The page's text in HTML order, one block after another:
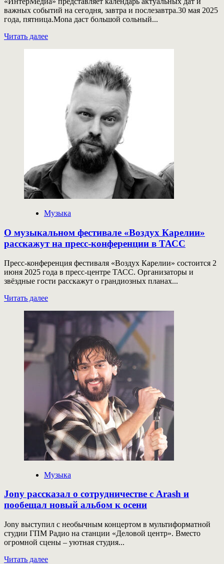
важных событий на сегодня, завтра и послезавтра.30 мая 2025
года, пятница.Mona даст большой сольный...
Читать далееПрочитать
Скрипке
Музыка
О музыкальном фестивале «Воздух Карелии»
расскажут на пресс-конференции в ТАСС
Пресс-конференция фестиваля «Воздух Карелии» состоится 2
июня 2025 года в пресс-центре ТАСС. Организаторы и
звёздные гости расскажут о грандиозных планах...
Читать далееПрочитать
О
музыкальном
фестивале
«Воздух
Карелии»
расскажут
пресс-
конференции
в
ТАСС
Музыка
Jony рассказал о сотрудничестве с Arash и
пообещал новый альбом к осени
Jony выступил с необычным концертом в мультиформатной
студии ГПМ Радио на станции «Деловой центр». Вместо
огромной сцены – уютная студия...
Читать далееПрочитать